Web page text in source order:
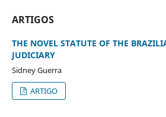
ARTIGOS
THE NOVEL STATUTE OF THE
JUDICIARY
Sidney Guerra
ARTIGO